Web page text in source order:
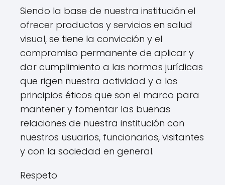
Siendo la base de nuestra institución el
ofrecer productos y servicios en salud
visual, se tiene la convicción y el
compromiso permanente de aplicar y
dar cumplimiento a las normas jurídicas
que rigen nuestra actividad y a los
principios éticos que son el marco para
mantener y fomentar las buenas
relaciones de nuestra institución con
nuestros usuarios, funcionarios, visitantes
y con la sociedad en general.
Respeto